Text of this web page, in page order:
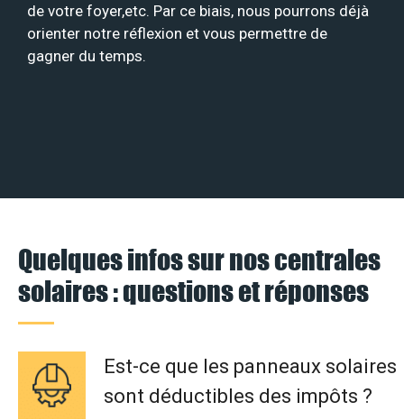
de votre foyer,etc. Par ce biais, nous pourrons déjà
orienter notre réflexion et vous permettre de
gagner du temps.
Quelques infos sur nos centrales
solaires : questions et réponses
Est-ce que les panneaux solaires
sont déductibles des impôts ?